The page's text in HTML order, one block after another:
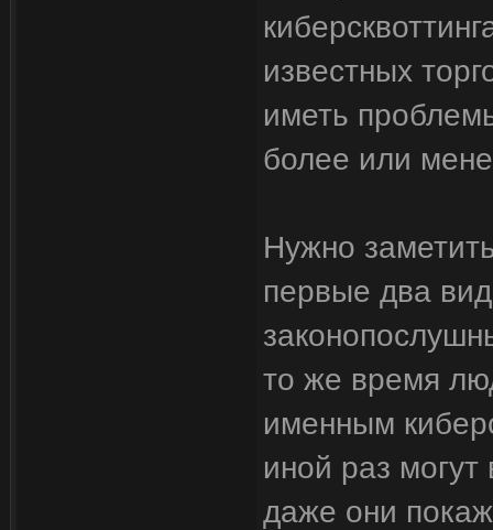
известных
иметь
более или
Нужно
первые два
то же время
именным
иной раз могут
даже они